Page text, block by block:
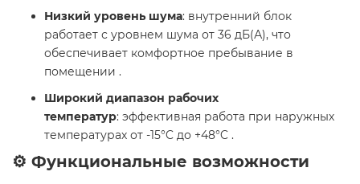
Низкий уровень шума: внутренний блок
работает с уровнем шума от 36 дБ(А), что
обеспечивает комфортное пребывание в
помещении .
Широкий диапазон рабочих
температур: эффективная работа при наружных
температурах от -15°C до +48°C .
⚙️ Функциональные возможности